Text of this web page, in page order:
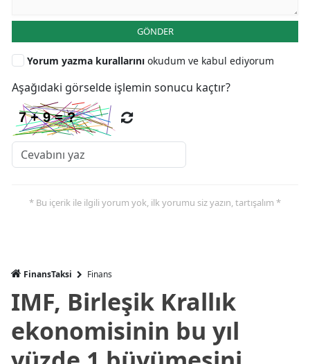
GÖNDER
Yorum yazma kurallarını okudum ve kabul ediyorum
Aşağıdaki görselde işlemin sonucu kaçtır?
* Bu içerik ile ilgili yorum yok, ilk yorumu siz yazın, tartışalım *
FinansTaksi Finans
IMF, Birleşik Krallık
ekonomisinin bu yıl